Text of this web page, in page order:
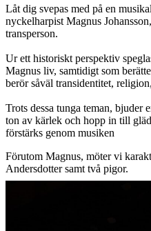
Låt dig svepas med på en
nyckelharpist Magnus
transperson.
Ur ett historiskt perspektiv
Magnus liv, samtidigt som
berör såväl transidentitet,
Trots dessa tunga teman, bjuder
ton av kärlek och hopp in till
förstärks genom musiken
Förutom Magnus, möter vi
Andersdotter samt två pigor.